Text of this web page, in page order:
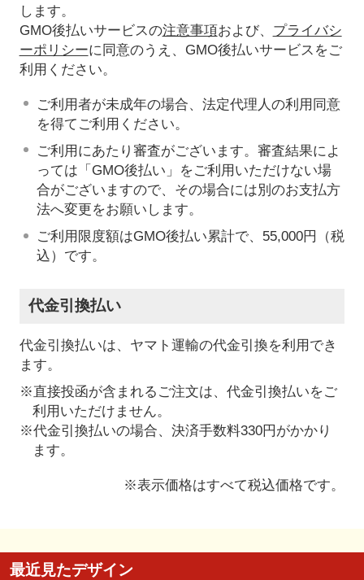
します。
GMO後払いサービスの注意事項および、 プライバシ
ーポリシーに同意のうえ、GMO後払いサービスをご
利用ください。
ご利用者が未成年の場合、法定代理人の利用同意
を得てご利用ください。
ご利用にあたり審査がございます。審査結果によ
っては「GMO後払い」をご利用いただけない場
合がございますので、その場合には別のお支払方
法へ変更をお願いします。
ご利用限度額はGMO後払い累計で、55,000円（税
込）です。
代金引換払い
代金引換払いは、ヤマト運輸の代金引換を利用でき
ます。
※直接投函が含まれるご注文は、代金引換払いをご
利用いただけません。
※代金引換払いの場合、決済手数料330円がかかり
ます。
※表示価格はすべて税込価格です。
最近見たデザイン